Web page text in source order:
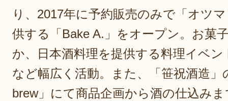
り、2017年に予約販売のみで「オツ
供する「Bake A.」をオープン。お菓
か、日本酒料理を提供する料理イベ
など幅広く活動。また、「笹祝酒造」
brew」にて商品企画から酒の仕込み